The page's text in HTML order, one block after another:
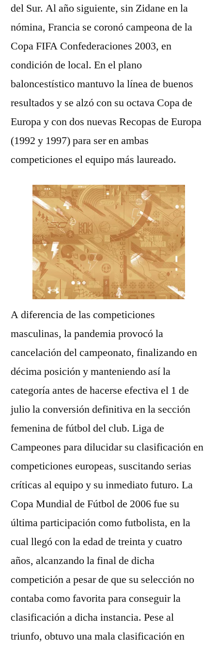
del Sur. Al año siguiente, sin Zidane en la
nómina, Francia se coronó campeona de la
Copa FIFA Confederaciones 2003, en
condición de local. En el plano
baloncestístico mantuvo la línea de buenos
resultados y se alzó con su octava Copa de
Europa y con dos nuevas Recopas de Europa
(1992 y 1997) para ser en ambas
competiciones el equipo más laureado.
A diferencia de las competiciones
masculinas, la pandemia provocó la
cancelación del campeonato, finalizando en
décima posición y manteniendo así la
categoría antes de hacerse efectiva el 1 de
julio la conversión definitiva en la sección
femenina de fútbol del club. Liga de
Campeones para dilucidar su clasificación en
competiciones europeas, suscitando serias
críticas al equipo y su inmediato futuro. La
Copa Mundial de Fútbol de 2006 fue su
última participación como futbolista, en la
cual llegó con la edad de treinta y cuatro
años, alcanzando la final de dicha
competición a pesar de que su selección no
contaba como favorita para conseguir la
clasificación a dicha instancia. Pese al
triunfo, obtuvo una mala clasificación en